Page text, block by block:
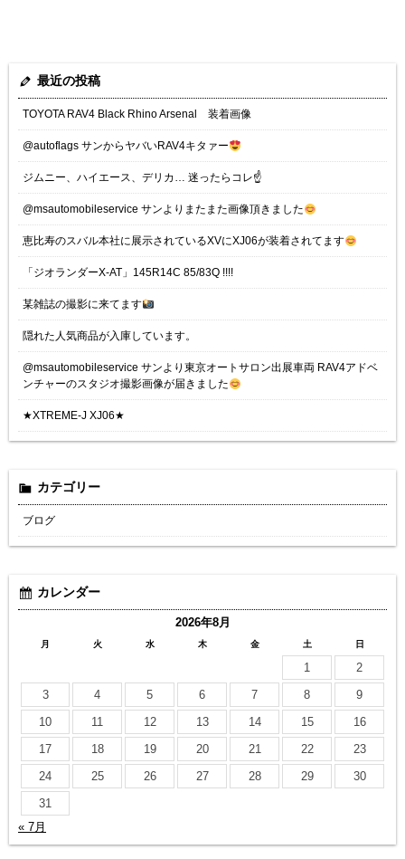
最近の投稿
TOYOTA RAV4 Black Rhino Arsenal 装着画像
@autoflags サンからヤバいRAV4キタァー
ジムニー、ハイエース、デリカ… 迷ったらコレ☝️
@msautomobileservice サンよりまたまた画像頂きました
恵比寿のスバル本社に展示されているXVにXJ06が装着されてます
「ジオランダーX-AT」145R14C 85/83Q !!!!
某雑誌の撮影に来てます
隠れた人気商品が入庫しています。
@msautomobileservice サンより東京オートサロン出展車両 RAV4アドベ
ンチャーのスタジオ撮影画像が届きました
★XTREME-J XJ06★
カテゴリー
ブログ
カレンダー
2026年8月
月 火 水 木 金 土 日
1
2
3
4 5 6 7 8
9
10
11 12 13 14 15
16
17
18 19 20 21 22
23
24
25 26 27 28 29
30
31
« 7月